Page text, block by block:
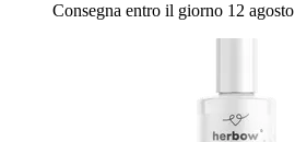
Consegna entro il giorno 12 agosto